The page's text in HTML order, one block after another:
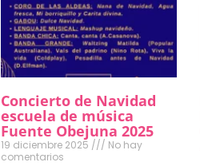
Concierto de Navidad
escuela de música
Fuente Obejuna 2025
19 diciembre 2025
No hay
comentarios